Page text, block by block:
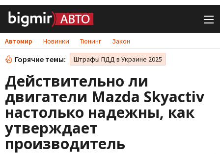
Автомир Новинки Тюнинг Закон
Горячие темы: Штрафы ПДД в Украине 2025
Действительно ли
двигатели Mazda Skyactiv
настолько надежны, как
утверждает
производитель